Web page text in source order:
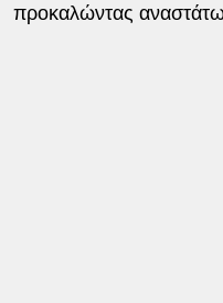
προκαλώντας